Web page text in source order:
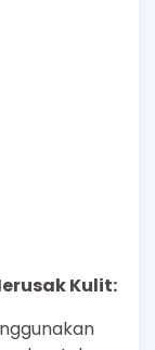
Kulit: